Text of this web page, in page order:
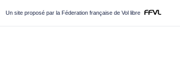
Un site proposé par la Féderation française de Vol libre